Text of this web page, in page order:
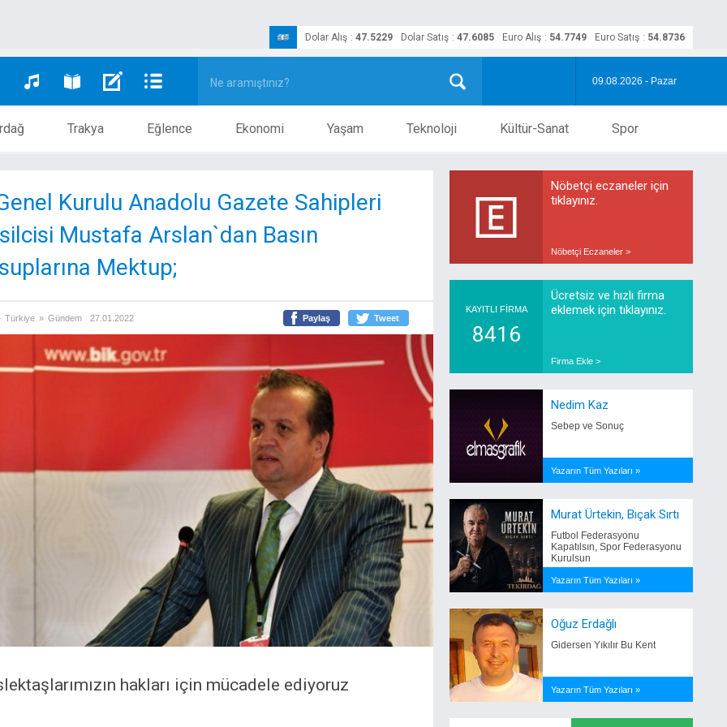
Dolar Alış : 47.5229 Dolar Satış : 47.6085 Euro Alış : 54.7749 Euro Satış : 54.8736
09.08.2026 - Pazar
Trakya Eğlence Ekonomi Yaşam Teknoloji Kültür-Sanat Spor
Kurulu Anadolu Gazete Sahipleri
Mustafa Arslan`dan Basın
Mektup;
Türkiye » Gündem 27.01.2022 Paylaş Tweet
hakları için mücadele ediyoruz
Nöbetçi eczaneler için
tıklayınız.
Nöbetçi Eczaneler >
KAYITLI FİRMA
8416
Ücretsiz ve hızlı firma
eklemek için tıklayınız.
Firma Ekle >
Nedim Kaz
Sebep ve Sonuç
Yazarın Tüm Yazıları »
Murat Ürtekin, Bıçak Sırtı
Futbol Federasyonu
Kapatılsın, Spor Federasyonu
Kurulsun
Yazarın Tüm Yazıları »
Oğuz Erdağlı
Gidersen Yıkılır Bu Kent
Yazarın Tüm Yazıları »